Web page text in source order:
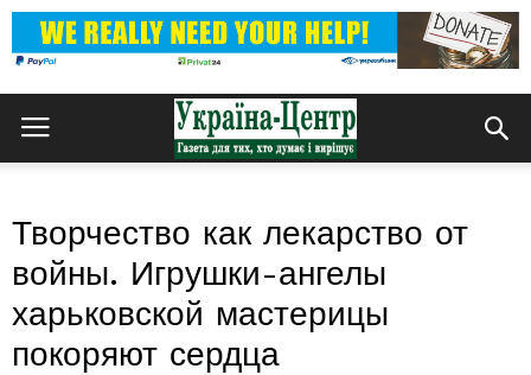
Творчество как лекарство от
войны. Игрушки-ангелы
харьковской мастерицы
покоряют сердца